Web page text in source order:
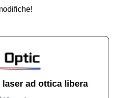
ad ottica libera